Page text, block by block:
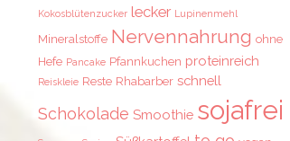
Kokosblütenzucker lecker Lupinenmehl
Mineralstoffe Nervennahrung ohne
Hefe Pancake Pfannkuchen proteinreich
Reiskleie Reste Rhabarber schnell
Schokolade Smoothie sojafrei